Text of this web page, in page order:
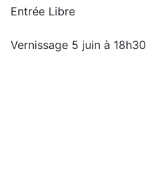
Entrée Libre
Vernissage 5 juin à 18h30